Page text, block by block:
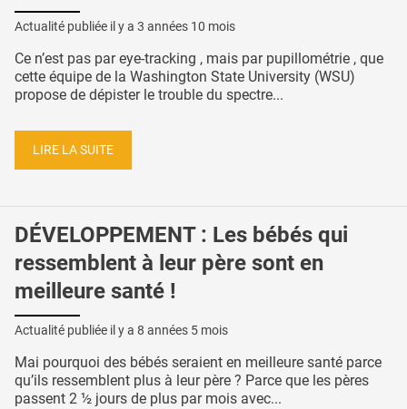
Actualité publiée il y a 3 années 10 mois
Ce n’est pas par eye-tracking , mais par pupillométrie , que
cette équipe de la Washington State University (WSU)
propose de dépister le trouble du spectre...
LIRE LA SUITE
DÉVELOPPEMENT : Les bébés qui
ressemblent à leur père sont en
meilleure santé !
Actualité publiée il y a 8 années 5 mois
Mai pourquoi des bébés seraient en meilleure santé parce
qu’ils ressemblent plus à leur père ? Parce que les pères
passent 2 ½ jours de plus par mois avec...